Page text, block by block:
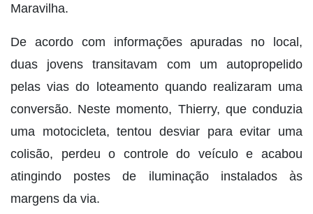
Maravilha.
De acordo com informações apuradas no local,
duas jovens transitavam com um autopropelido
pelas vias do loteamento quando realizaram uma
conversão. Neste momento, Thierry, que conduzia
uma motocicleta, tentou desviar para evitar uma
colisão, perdeu o controle do veículo e acabou
atingindo postes de iluminação instalados às
margens da via.